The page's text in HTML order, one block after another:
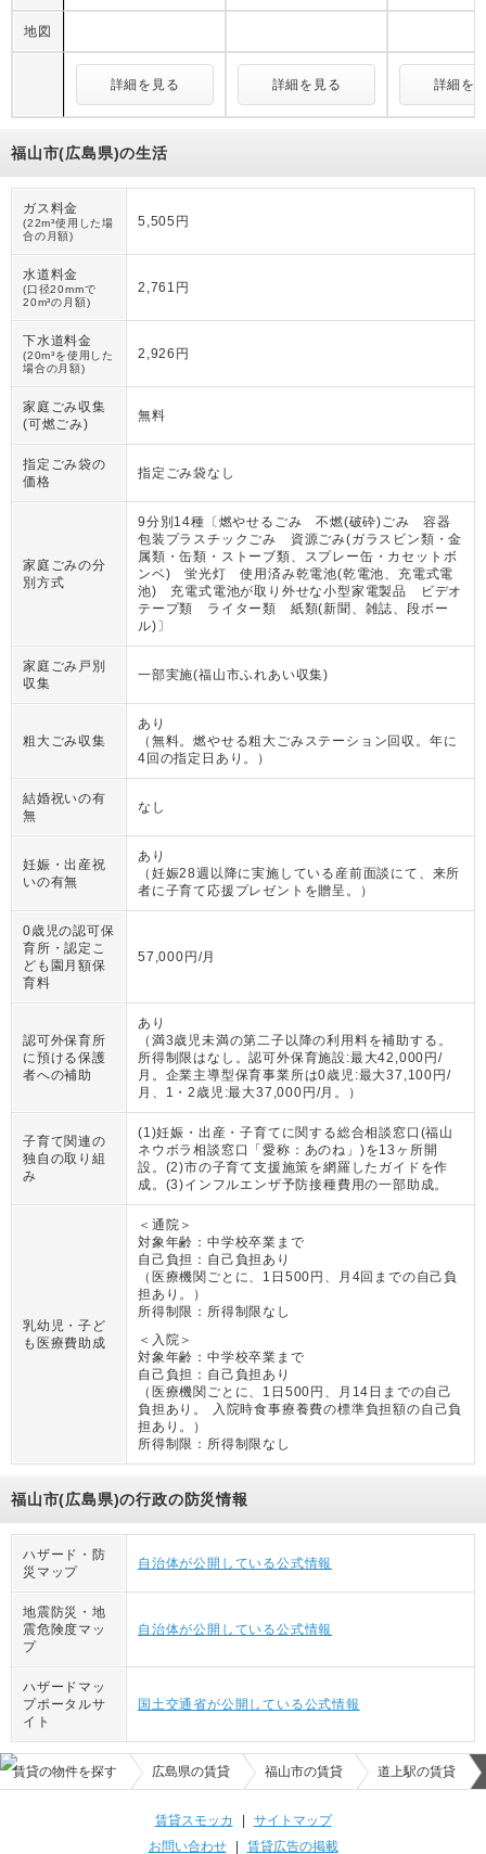
地図
詳細を見る 詳細を見る 詳細を
福山市(広島県)の生活
ガス料金
(22m³使用した場
合の月額)
5,505円
水道料金
(口径20mmで
20m³の月額)
2,761円
下水道料金
(20m³を使用した
場合の月額)
2,926円
家庭ごみ収集
(可燃ごみ)
無料
指定ごみ袋の
価格
指定ごみ袋なし
家庭ごみの分
別方式
9分別14種〔燃やせるごみ 不燃(破砕)ごみ 容器
包装プラスチックごみ 資源ごみ(ガラスビン類・金
属類・缶類・ストーブ類、スプレー缶・カセットボ
ンベ) 蛍光灯 使用済み乾電池(乾電池、充電式電
池) 充電式電池が取り外せな小型家電製品 ビデオ
テープ類 ライター類 紙類(新聞、雑誌、段ボー
ル)〕
家庭ごみ戸別
収集
一部実施(福山市ふれあい収集)
粗大ごみ収集
あり
（ 無料。燃やせる粗大ごみステーション回収。年に
4回の指定日あり。
）
結婚祝いの有
無
なし
妊娠・出産祝
いの有無
あり
（ 妊娠28週以降に実施している産前面談にて、来所
者に子育て応援プレゼントを贈呈。
）
0歳児の認可保
育所・認定こ
ども園月額保
育料
57,000円/月
認可外保育所
に預ける保護
者への補助
あり
（ 満3歳児未満の第二子以降の利用料を補助する。
所得制限はなし。認可外保育施設:最大42,000円/
月。企業主導型保育事業所は0歳児:最大37,100円/
月、1・2歳児:最大37,000円/月。
）
子育て関連の
独自の取り組
み
(1)妊娠・出産・子育てに関する総合相談窓口(福山
ネウボラ相談窓口「愛称：あのね」)を13ヶ所開
設。(2)市の子育て支援施策を網羅したガイドを作
成。(3)インフルエンザ予防接種費用の一部助成。
乳幼児・子ど
も医療費助成
＜通院＞
対象年齢： 中学校卒業まで
自己負担： 自己負担あり
（ 医療機関ごとに、1日500円、月4回までの自己負
担あり。
）
所得制限： 所得制限なし
＜入院＞
対象年齢： 中学校卒業まで
自己負担： 自己負担あり
（ 医療機関ごとに、1日500円、月14日までの自己
負担あり。 入院時食事療養費の標準負担額の自己負
担あり。
）
所得制限： 所得制限なし
福山市(広島県)の行政の防災情報
ハザード・防
災マップ
自治体が公開している公式情報
地震防災・地
震危険度マッ
プ
自治体が公開している公式情報
ハザードマッ
プポータルサ
イト
国土交通省が公開している公式情報
賃貸の物件を探す 広島県の賃貸 福山市の賃貸 道上駅の賃貸
賃貸スモッカ
サイトマップ
お問い合わせ| 賃貸広告の掲載